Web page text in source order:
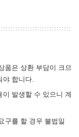
품은 상환 부담이 크므
합니다.
발생할 수 있으니 계
구를 할 경우 불법일